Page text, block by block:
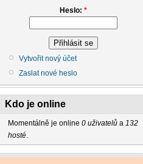
Heslo: *
Vytvořit nový účet
Zaslat nové heslo
Kdo je online
Momentálně je online 0 uživatelů a 132
hosté.